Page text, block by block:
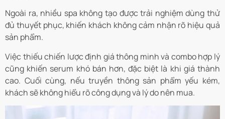
Ngoài ra, nhiều spa không tạo được trải nghiệm dùng thử
đủ thuyết phục, khiến khách không cảm nhận rõ hiệu quả
sản phẩm.
Việc thiếu chiến lược định giá thông minh và combo hợp lý
cũng khiến serum khó bán hơn, đặc biệt là khi giá thành
cao. Cuối cùng, nếu truyền thông sản phẩm yếu kém,
khách sẽ không hiểu rõ công dụng và lý do nên mua.